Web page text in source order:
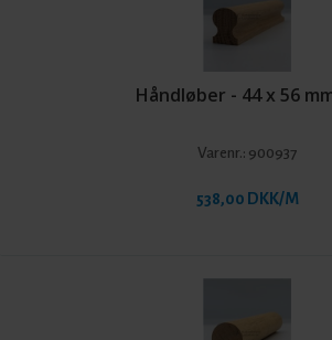
Håndløber - 44 x 56
Varenr.: 900937
538,00 DKK/M